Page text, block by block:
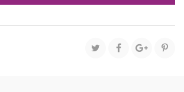
18Χ23Χ8ΕΚ
ποσότητα